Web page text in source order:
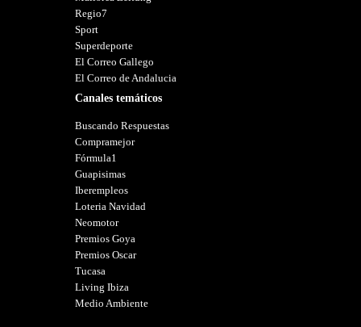
Regio7
Sport
Superdeporte
El Correo Gallego
El Correo de Andalucia
Canales temáticos
Buscando Respuestas
Compramejor
Fórmula1
Guapisimas
Iberempleos
Loteria Navidad
Neomotor
Premios Goya
Premios Oscar
Tucasa
Living Ibiza
Medio Ambiente